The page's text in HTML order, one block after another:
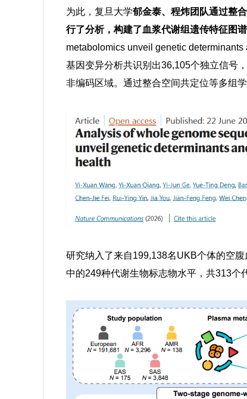
为此，复旦大学郁金泰、程炜团队通过整
行了分析，构建了血浆代谢组遗传特征图谱
metabolomics unveil genetic
基因变异分析共识别出36,105个独立信号
非编码区域。通过整合空间共定位等多组
研究纳入了来自199,138名UKB个体的空
中的249种代谢生物标志物水平，共313个